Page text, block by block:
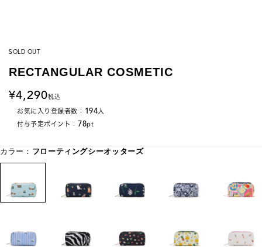
SOLD OUT
RECTANGULAR COSMETIC
4,290税込
お気に入り登録者数： 194人
付与予定ポイント： 78pt
カラー： フローティングシーオッターズ